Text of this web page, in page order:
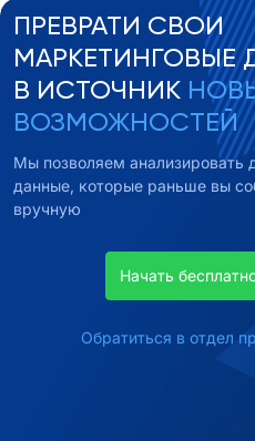
ПРЕВРАТИ СВОИ
МАРКЕТИНГОВЫЕ
В ИСТОЧНИК
ВОЗМОЖНОСТЕЙ
Мы позволяем анализировать
данные, которые раньше вы
вручную
Начать
Обратиться в отдел